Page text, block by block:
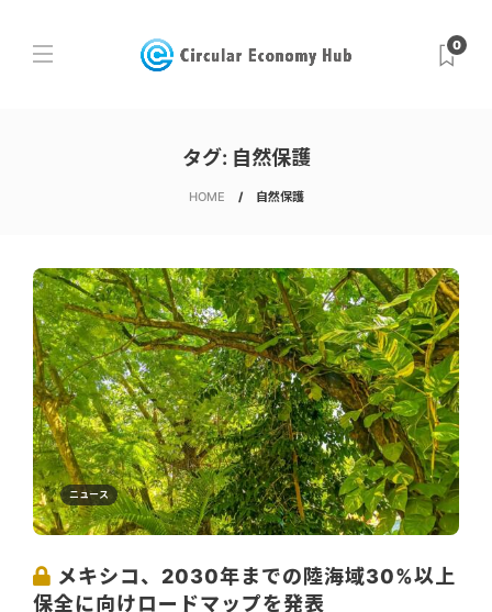
0
タグ: 自然保護
HOME 自然保護
ニュース
メキシコ、2030年までの陸海域30%以上
保全に向けロードマップを発表